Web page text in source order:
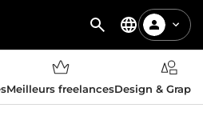
Meilleurs freelancesDesign &